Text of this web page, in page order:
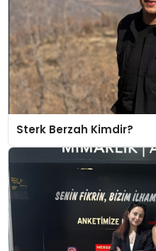
Sterk Berzah Kimdir?